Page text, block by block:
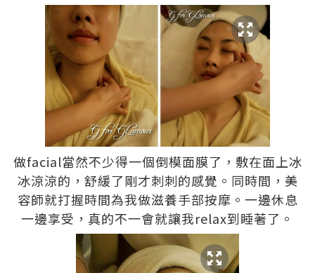
做facial當然不少得一個倒模面膜了，敷在面上冰
冰涼涼的，舒緩了剛才刺刺的感覺。同時間，美
容師就打握時間為我做滋養手部按摩。一邊休息
一邊享受，真的不一會就讓我relax到睡著了。